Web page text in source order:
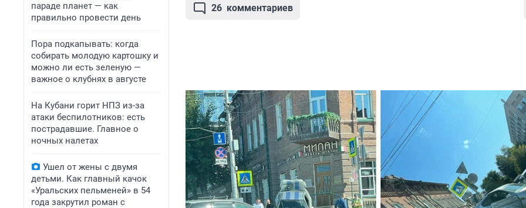
параде планет — как
правильно провести день
Пора подкапывать: когда
собирать молодую картошку и
можно ли есть зеленую —
важное о клубнях в августе
На Кубани горит НПЗ из-за
атаки беспилотников: есть
пострадавшие. Главное о
ночных налетах
Ушел от жены с двумя
детьми. Как главный качок
«Уральских пельменей» в 54
года закрутил роман с
26 комментариев